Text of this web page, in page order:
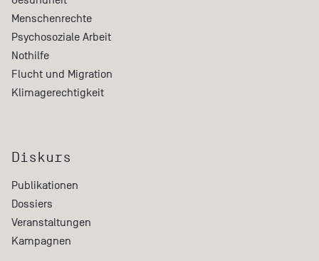
Menschenrechte
Psychosoziale Arbeit
Nothilfe
Flucht und Migration
Klimagerechtigkeit
Diskurs
Publikationen
Dossiers
Veranstaltungen
Kampagnen